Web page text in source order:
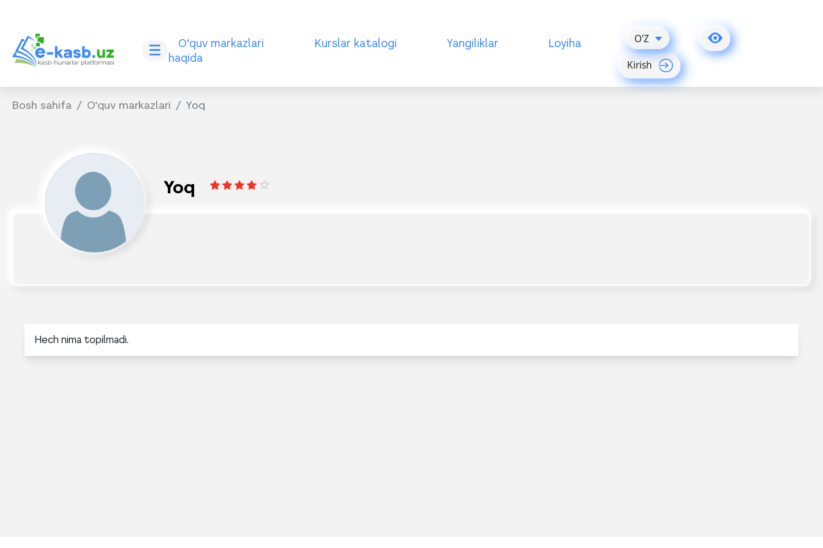
O‘quv markazlari Kurslar katalogi Yangiliklar
Loyiha
haqida
O'Z
Kirish
Bosh sahifa O‘quv markazlari Yoq
Yoq
Hech nima topilmadi.